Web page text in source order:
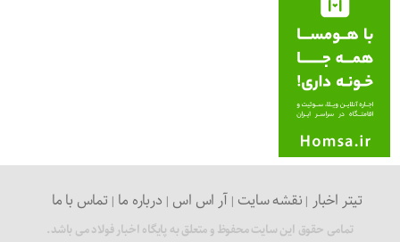
تیتر اخبار نقشه سایت آر اس اس درباره ما تماس با ما
تمامی حقوق این سایت محفوظ و متعلق به پایگاه اخبار فولاد می باشد.